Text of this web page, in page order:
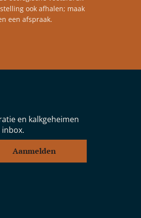
ook afhalen; maak
een afspraak.
en kalkgeheimen
Aanmelden